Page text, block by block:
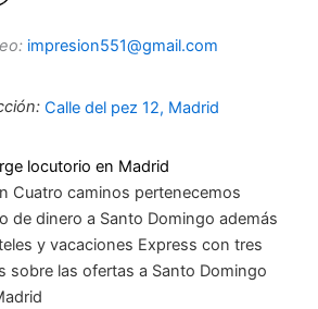
impresion551@gmail.com
Calle del pez 12, Madrid
locutorio en Madrid
Cuatro caminos pertenecemos
de dinero a Santo Domingo además
y vacaciones Express con tres
sobre las ofertas a Santo Domingo